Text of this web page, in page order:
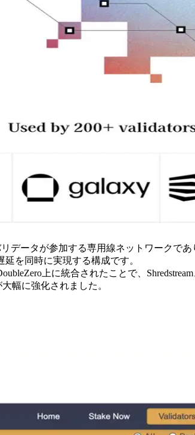
リデータが参加する専用線ネットワーク
を同時に実現する構成です。
上に統合されたことで、
幅に強化されました。